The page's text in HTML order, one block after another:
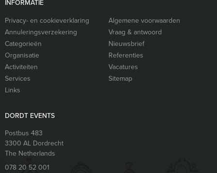
INFORMATIE
Privacy- en cookieverklaring
Algemene voorwaarden
Annuleringsverzekering
Vraag & antwoord
Categorieën
Nieuwsbrief
Organisatie
Referenties
Activiteiten
Vacatures
Services
Sitemap
Links
DORDT EVENTS
Postbus 483
3300 AL Dordrecht
The Netherlands
078 20 52 001